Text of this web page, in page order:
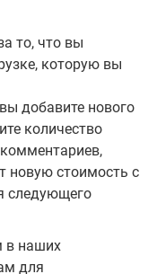
то, что вы
которую вы
добавите нового
количество
новую стоимость с
следующего
в наших
для